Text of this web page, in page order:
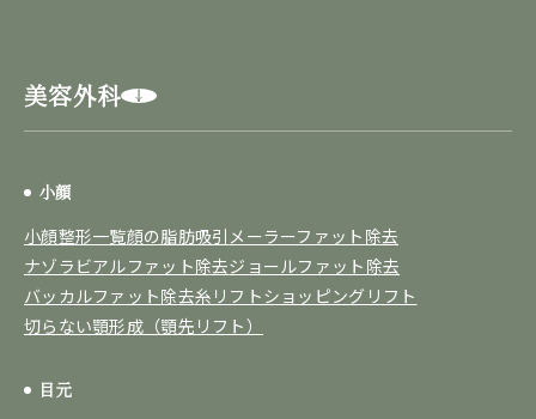
美容外科
小顔
小顔整形一覧顔の脂肪吸引 メーラーファット除去
ナゾラビアルファット除去ジョールファット除去
バッカルファット除去糸リフトショッピングリフト
切らない顎形成（顎先リフト）
目元